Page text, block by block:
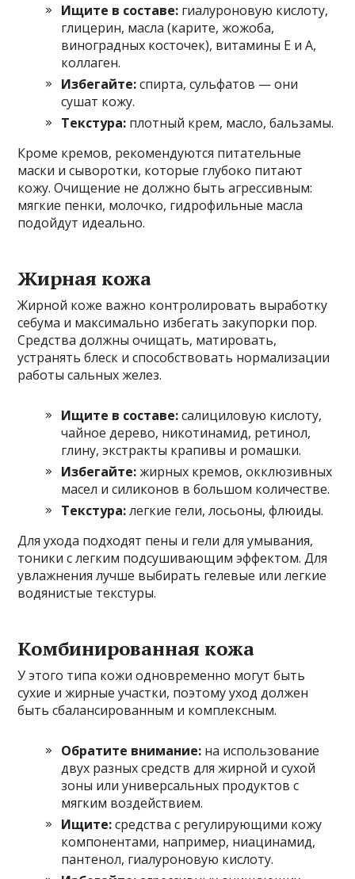
Ищите в составе: гиалуроновую кислоту,
глицерин, масла (карите, жожоба,
виноградных косточек), витамины Е и А,
коллаген.
Избегайте:спирта, сульфатов — они
сушат кожу.
Текстура: плотный крем, масло, бальзамы.
Кроме кремов, рекомендуются питательные
маски и сыворотки, которые глубоко питают
кожу. Очищение не должно быть агрессивным:
мягкие пенки, молочко, гидрофильные масла
подойдут идеально.
Жирная кожа
Жирной коже важно контролировать выработку
себума и максимально избегать закупорки пор.
Средства должны очищать, матировать,
устранять блеск и способствовать нормализации
работы сальных желез.
Ищите в составе:салициловую кислоту,
чайное дерево, никотинамид, ретинол,
глину, экстракты крапивы и ромашки.
Избегайте:жирных кремов, окклюзивных
масел и силиконов в большом количестве.
Текстура:легкие гели, лосьоны, флюиды.
Для ухода подходят пены и гели для умывания,
тоники с легким подсушивающим эффектом. Для
увлажнения лучше выбирать гелевые или легкие
водянистые текстуры.
Комбинированная кожа
У этого типа кожи одновременно могут быть
сухие и жирные участки, поэтому уход должен
быть сбалансированным и комплексным.
Обратите внимание: на использование
двух разных средств для жирной и сухой
зоны или универсальных продуктов с
мягким воздействием.
Ищите:средства с регулирующими кожу
компонентами, например, ниацинамид,
пантенол, гиалуроновую кислоту.